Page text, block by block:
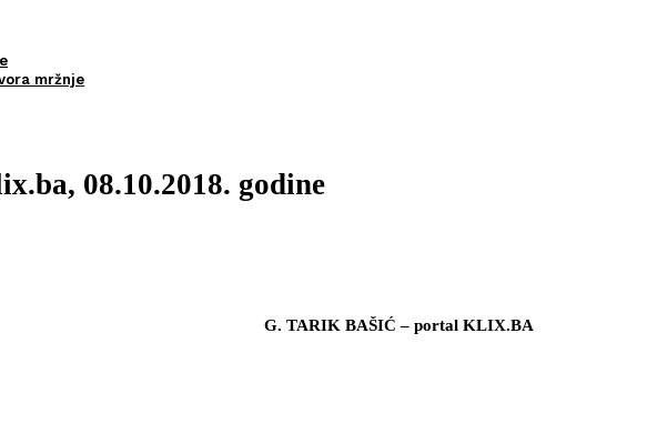
mržnje
08.10.2018. godine
G. TARIK BAŠIĆ – portal KLIX.BA